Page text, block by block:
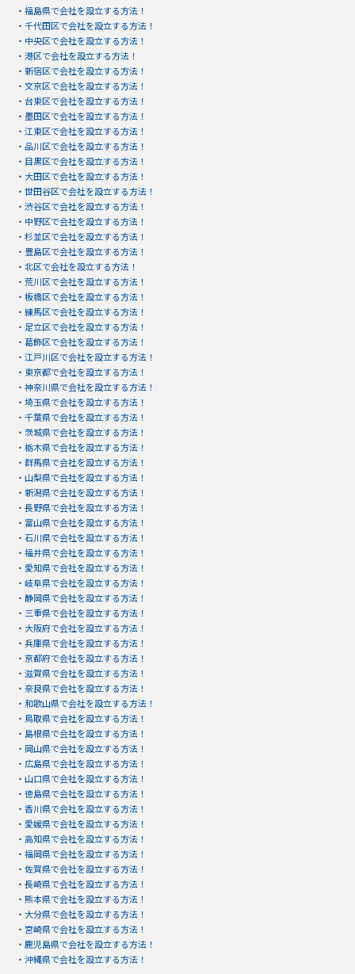
・ 福島県で会社を設立する方法！
・ 千代田区で会社を設立する方法！
・ 中央区で会社を設立する方法！
・ 港区で会社を設立する方法！
・ 新宿区で会社を設立する方法！
・ 文京区で会社を設立する方法！
・ 台東区で会社を設立する方法！
・ 墨田区で会社を設立する方法！
・ 江東区で会社を設立する方法！
・ 品川区で会社を設立する方法！
・ 目黒区で会社を設立する方法！
・ 大田区で会社を設立する方法！
・ 世田谷区で会社を設立する方法！
・ 渋谷区で会社を設立する方法！
・ 中野区で会社を設立する方法！
・ 杉並区で会社を設立する方法！
・ 豊島区で会社を設立する方法！
・ 北区で会社を設立する方法！
・ 荒川区で会社を設立する方法！
・ 板橋区で会社を設立する方法！
・ 練馬区で会社を設立する方法！
・ 足立区で会社を設立する方法！
・ 葛飾区で会社を設立する方法！
・ 江戸川区で会社を設立する方法！
・ 東京都で会社を設立する方法！
・ 神奈川県で会社を設立する方法！
・ 埼玉県で会社を設立する方法！
・ 千葉県で会社を設立する方法！
・ 茨城県で会社を設立する方法！
・ 栃木県で会社を設立する方法！
・ 群馬県で会社を設立する方法！
・ 山梨県で会社を設立する方法！
・ 新潟県で会社を設立する方法！
・ 長野県で会社を設立する方法！
・ 富山県で会社を設立する方法！
・ 石川県で会社を設立する方法！
・ 福井県で会社を設立する方法！
・ 愛知県で会社を設立する方法！
・ 岐阜県で会社を設立する方法！
・ 静岡県で会社を設立する方法！
・ 三重県で会社を設立する方法！
・ 大阪府で会社を設立する方法！
・ 兵庫県で会社を設立する方法！
・ 京都府で会社を設立する方法！
・ 滋賀県で会社を設立する方法！
・ 奈良県で会社を設立する方法！
・ 和歌山県で会社を設立する方法！
・ 鳥取県で会社を設立する方法！
・ 島根県で会社を設立する方法！
・ 岡山県で会社を設立する方法！
・ 広島県で会社を設立する方法！
・ 山口県で会社を設立する方法！
・ 徳島県で会社を設立する方法！
・ 香川県で会社を設立する方法！
・ 愛媛県で会社を設立する方法！
・ 高知県で会社を設立する方法！
・ 福岡県で会社を設立する方法！
・ 佐賀県で会社を設立する方法！
・ 長崎県で会社を設立する方法！
・ 熊本県で会社を設立する方法！
・ 大分県で会社を設立する方法！
・ 宮崎県で会社を設立する方法！
・ 鹿児島県で会社を設立する方法！
・ 沖縄県で会社を設立する方法！